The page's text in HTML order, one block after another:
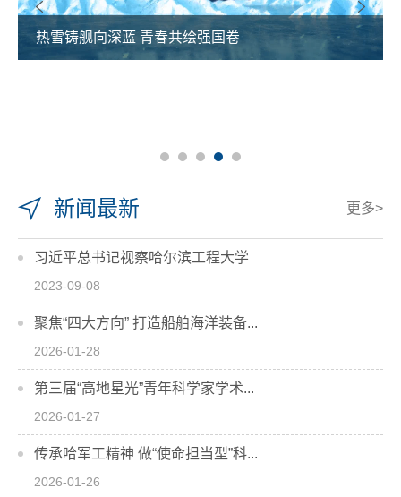
热雪铸舰向深蓝 青春共绘强国卷
新闻最新 更多>
习近平总书记视察哈尔滨工程大学
2023-09-08
聚焦“四大方向” 打造船舶海洋装备...
2026-01-28
第三届“高地星光”青年科学家学术...
2026-01-27
传承哈军工精神 做“使命担当型”科...
2026-01-26